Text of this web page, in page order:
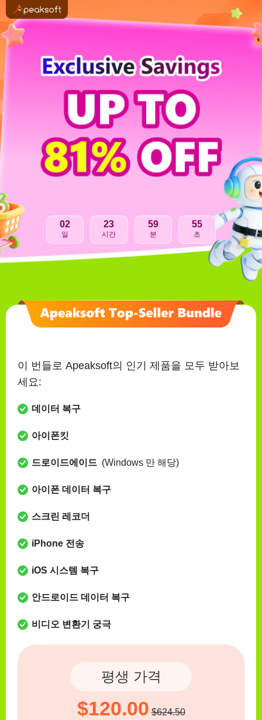
시간 분
이 번들로 Apeaksoft의 인기 제품을 모두 받아보
세요:
데이터 복구
아이폰킷
드로이드에이드 (Windows 만 해당)
아이폰 데이터 복구
스크린 레코더
iPhone 전송
iOS 시스템 복구
안드로이드 데이터 복구
비디오 변환기 궁극
평생 가격
$120.00 $624.50